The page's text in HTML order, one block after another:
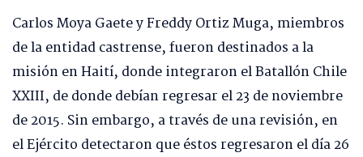
Carlos Moya Gaete y Freddy Ortiz Muga, miembros
de la entidad castrense, fueron destinados a la
misión en Haití, donde integraron el Batallón Chile
XXIII, de donde debían regresar el 23 de noviembre
de 2015. Sin embargo, a través de una revisión, en
el Ejército detectaron que éstos regresaron el día 26